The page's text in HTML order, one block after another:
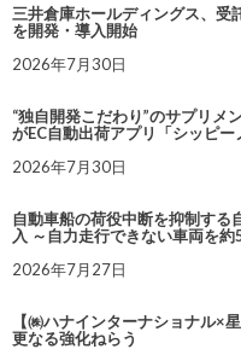
三井倉庫ホールディングス、受
を開発・導入開始
2026年7月30日
“独自開発こだわり”のサプリメ
がEC自動出荷アプリ「シッピー
2026年7月30日
自動車船の荷役中断を抑制する
入 ～自力走行できない車両を
2026年7月27日
【㈱ハナインターナショナル×
更なる強化ねらう